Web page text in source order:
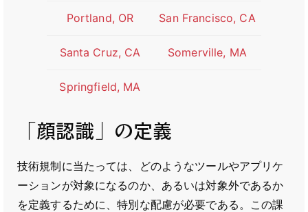
Portland, OR San Francisco, CA
Santa Cruz, CA Somerville, MA
Springfield, MA
「顔認識」の定義
技術規制に当たっては、どのようなツールやアプリケ
ーションが対象になるのか、あるいは対象外であるか
を定義するために、特別な配慮が必要である。この課